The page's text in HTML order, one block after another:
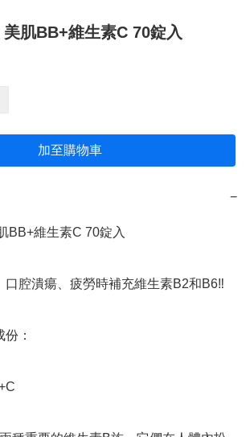
美肌BB+維生素C 70錠入
加至購物車
−
BB+維生素C 70錠入
口腔潰瘍、疲勞時補充維生素B2和B6‼️
：